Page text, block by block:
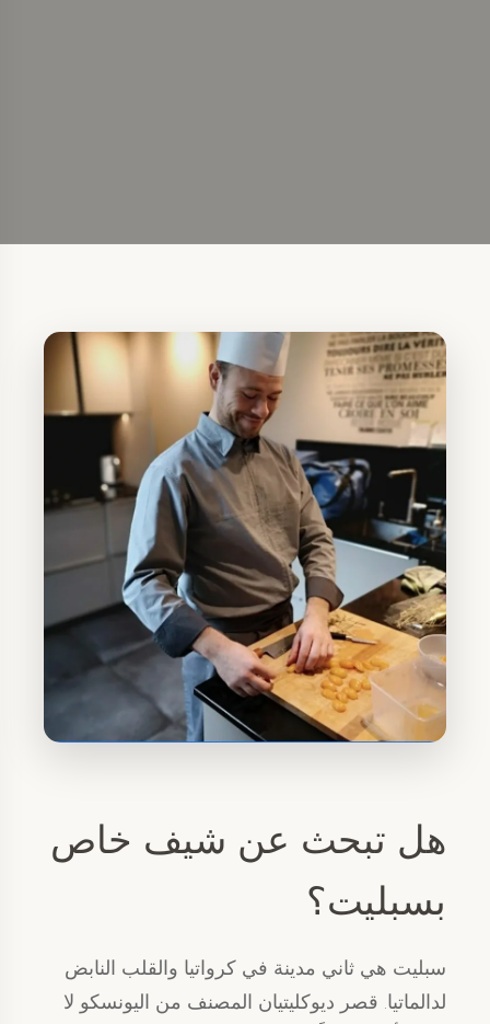
هل تبحث عن شيف خاص
بسبليت؟
سبليت هي ثاني مدينة في كرواتيا والقلب النابض
لدالماتيا. قصر ديوكليتيان المصنف من اليونسكو لا